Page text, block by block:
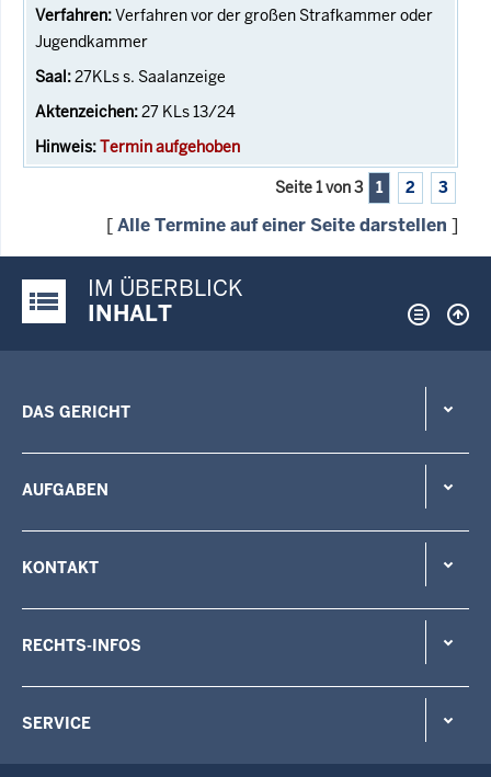
Verfahren vor der großen Strafkammer oder
Jugendkammer
27KLs s. Saalanzeige
27 KLs 13/24
Termin aufgehoben
Seite 1 von 3 1 2 3
[Alle Termine auf einer Seite darstellen ]
Justiz-Portal im Überblick:
IM ÜBERBLICK
INHALT
DAS GERICHT
AUFGABEN
KONTAKT
RECHTS-INFOS
SERVICE